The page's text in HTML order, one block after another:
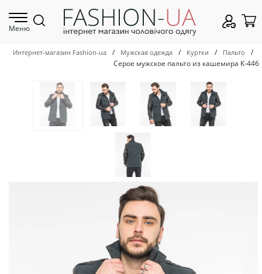
Меню
Интернет-магазин Fashion-ua / Мужская одежда / Куртки / Пальто
/
Серое мужское пальто из кашемира К-446